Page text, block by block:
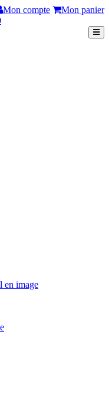
Mon compte
Mon panier
en image